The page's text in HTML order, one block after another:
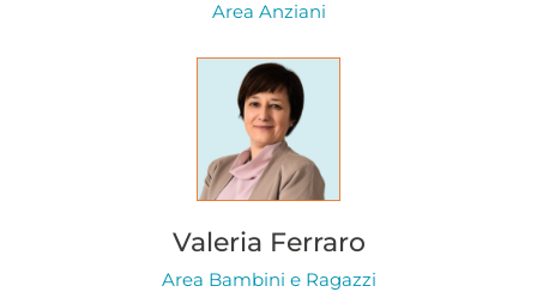
Area Anziani
Valeria Ferraro
Area Bambini e Ragazzi